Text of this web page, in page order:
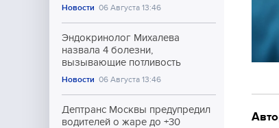
Новости 06 Августа 13:46
Эндокринолог Михалева
назвала 4 болезни,
вызывающие потливость
Новости 06 Августа 13:46
Дептранс Москвы предупредил
водителей о жаре до +30